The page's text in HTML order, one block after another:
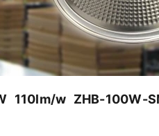
w ZHB-100W-